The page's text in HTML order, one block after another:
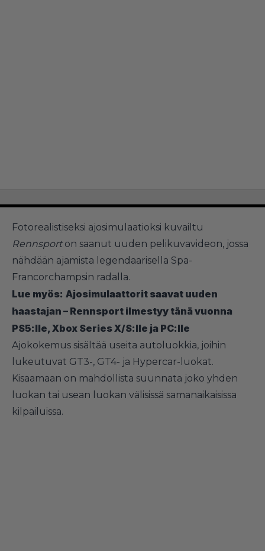
Fotorealistiseksi ajosimulaatioksi kuvailtu
Rennsport on saanut uuden pelikuvavideon, jossa
nähdään ajamista legendaarisella Spa-
Francorchampsin radalla.
Lue myös: Ajosimulaattorit saavat uuden
haastajan – Rennsport ilmestyy tänä vuonna
PS5:lle, Xbox Series X/S:lle ja PC:lle
Ajokokemus sisältää useita autoluokkia, joihin
lukeutuvat GT3-, GT4- ja Hypercar-luokat.
Kisaamaan on mahdollista suunnata joko yhden
luokan tai usean luokan välisissä samanaikaisissa
kilpailuissa.